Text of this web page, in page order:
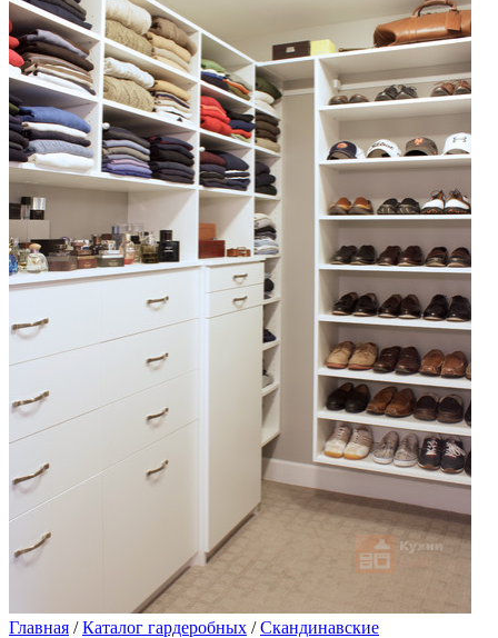
Главная /Каталог гардеробных /Скандинавские